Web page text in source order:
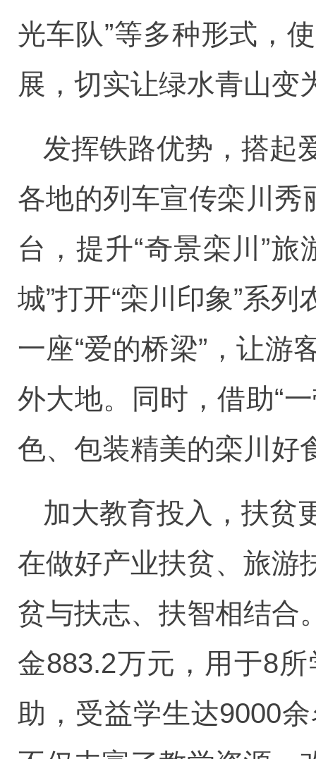
光车队”等多种形式，
展，切实让绿水青山变
发挥铁路优势，搭起
各地的列车宣传栾川秀
台，提升“奇景栾川”
城”打开“栾川印象”系
一座“爱的桥梁”，让游
外大地。同时，借助“
色、包装精美的栾川好
加大教育投入，扶贫
在做好产业扶贫、旅游
贫与扶志、扶智相结合
金883.2万元，用于8
助，受益学生达9000